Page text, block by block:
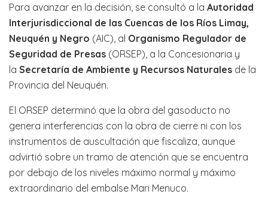
Para avanzar en la decisión, se consultó a la Autoridad
Interjurisdiccional de las Cuencas de los Ríos Limay,
Neuquén y Negro (AIC), al Organismo Regulador de
Seguridad de Presas (ORSEP), a la Concesionaria y
la Secretaría de Ambiente y Recursos Naturales de la
Provincia del Neuquén.
El ORSEP determinó que la obra del gasoducto no
genera interferencias con la obra de cierre ni con los
instrumentos de auscultación que fiscaliza, aunque
advirtió sobre un tramo de atención que se encuentra
por debajo de los niveles máximo normal y máximo
extraordinario del embalse Mari Menuco.